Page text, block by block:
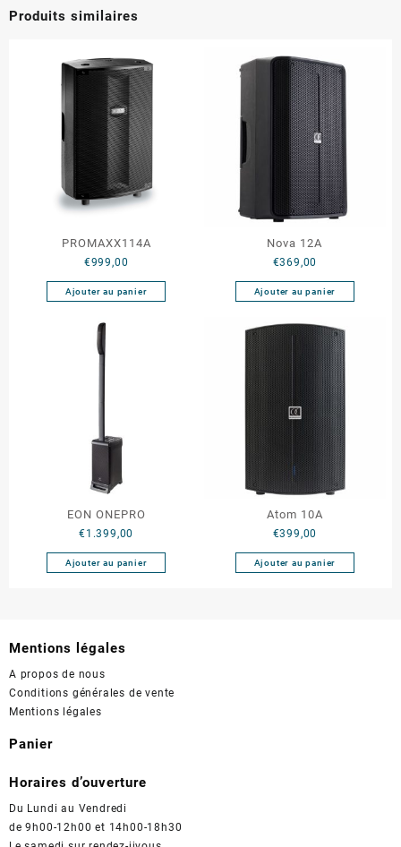
Produits similaires
PROMAXX114A
€999,00
Ajouter au panier
Nova 12A
€369,00
Ajouter au panier
EON ONEPRO
€1.399,00
Ajouter au panier
Atom 10A
€399,00
Ajouter au panier
Mentions légales
A propos de nous
Conditions générales de vente
Mentions légales
Panier
Horaires d’ouverture
Du Lundi au Vendredi
de 9h00-12h00 et 14h00-18h30